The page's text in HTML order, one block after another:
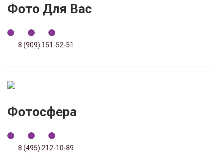
Фото Для Вас
8 (909) 151-52-51
Фотосфера
8 (495) 212-10-89